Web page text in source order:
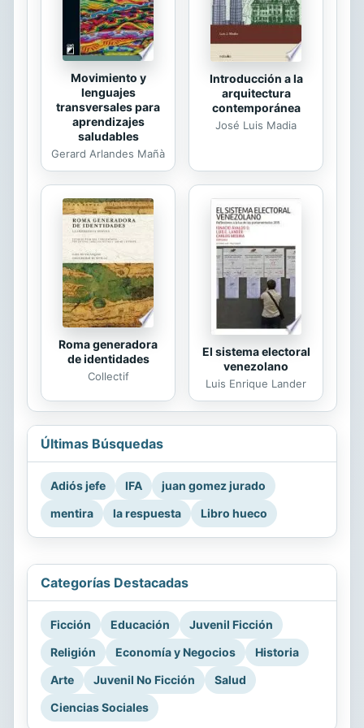
Movimiento y
lenguajes
transversales para
aprendizajes
saludables
Gerard Arlandes Mañà
Introducción a la
arquitectura
contemporánea
José Luis Madia
Roma generadora
de identidades
Collectif
El sistema electoral
venezolano
Luis Enrique Lander
Últimas Búsquedas
Adiós jefe IFA
juan gomez jurado
mentira
la respuesta Libro hueco
Categorías Destacadas
Ficción Educación
Juvenil Ficción
Religión
Economía y Negocios
Historia
Arte
Juvenil No Ficción
Salud
Ciencias Sociales